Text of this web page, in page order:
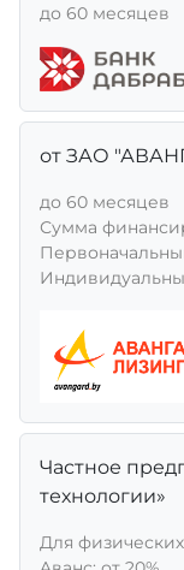
до 60 месяцев
от ЗАО
до 60 месяцев
Сумма
Частное
технологии»
Для